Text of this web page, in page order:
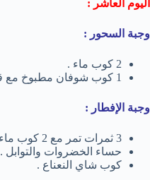
اليوم العاشر :
وجبة السحور :
2 كوب ماء .
1 كوب شوفان مطبوخ مع قطع الفراولة والتمر .
وجبة الإفطار :
3 ثمرات تمر مع 2 كوب ماء .
حساء الخضروات والتوابل .
كوب شاي النعناع .